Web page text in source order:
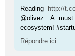
Reading
http://
@olivez. A
ecosystem!
Répondre ici